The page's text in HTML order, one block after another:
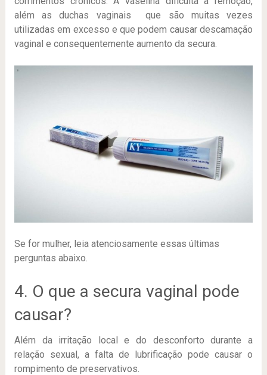
além as duchas vaginais que são muitas vezes
utilizadas em excesso e que podem causar descamação
vaginal e consequentemente aumento da secura.
Se for mulher, leia atenciosamente essas últimas
perguntas abaixo.
4. O que a secura vaginal pode
causar?
Além da irritação local e do desconforto durante a
relação sexual, a falta de lubrificação pode causar o
rompimento de preservativos.